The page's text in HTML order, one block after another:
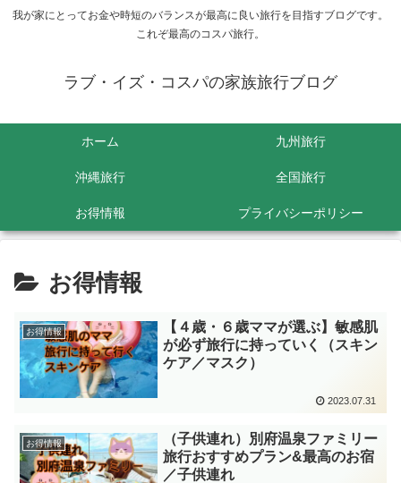
我が家にとってお金や時短のバランスが最高に良い旅行を目指すブログです。
これぞ最高のコスパ旅行。
ラブ・イズ・コスパの家族旅行ブログ
ホーム 九州旅行
沖縄旅行 全国旅行
お得情報 プライバシーポリシー
お得情報
お得情報
【４歳・６歳ママが選ぶ】敏感肌
が必ず旅行に持っていく（スキン
ケア／マスク）
2023.07.31
お得情報
（子供連れ）別府温泉ファミリー
旅行おすすめプラン&最高のお宿
／子供連れ